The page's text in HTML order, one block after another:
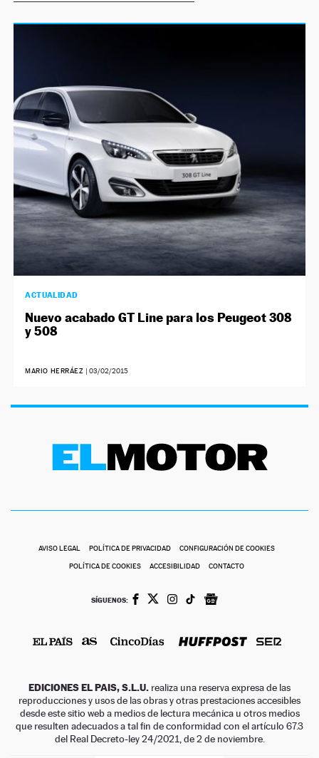
ACTUALIDAD
Nuevo acabado GT Line para los Peugeot 308
y 508
MARIO HERRÁEZ | 03/02/2015
AVISO LEGAL POLÍTICA DE PRIVACIDAD CONFIGURACIÓN DE COOKIES
POLÍTICA DE COOKIES ACCESIBILIDAD CONTACTO
SÍGUENOS:
EDICIONES EL PAIS, S.L.U. realiza una reserva expresa de las
reproducciones y usos de las obras y otras prestaciones accesibles
desde este sitio web a medios de lectura mecánica u otros medios
que resulten adecuados a tal fin de conformidad con el artículo 67.3
del Real Decreto-ley 24/2021, de 2 de noviembre.